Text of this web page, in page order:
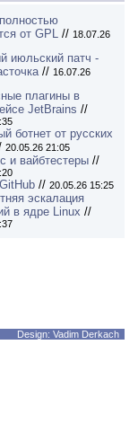
от GPL // 18.07.26
июльский патч -
// 16.07.26
плагины в
JetBrains //
ботнет от русских
20.05.26 21:05
и вайбтестеры //
// 20.05.26 15:25
эскалация
в ядре Linux //
Design: Vadim Derkach